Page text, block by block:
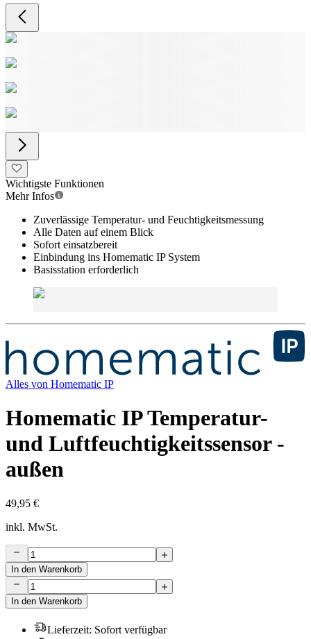
Wichtigste Funktionen
Mehr Infos
Zuverlässige Temperatur- und Feuchtigkeitsmessung
Alle Daten auf einem Blick
Sofort einsatzbereit
Einbindung ins Homematic IP System
Basisstation erforderlich
Alles von Homematic IP
Homematic IP Temperatur-
und Luftfeuchtigkeitssensor -
außen
49,95 €
inkl. MwSt.
In den Warenkorb
In den Warenkorb
Lieferzeit: Sofort verfügbar